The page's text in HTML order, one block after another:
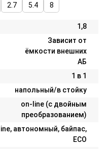
2.7 5.4 8
1,8
Зависит от
ёмкости внешних
АБ
1 в 1
напольный/в стойку
on-line (с двойным
преобразованием)
автономный, байпас,
ECO